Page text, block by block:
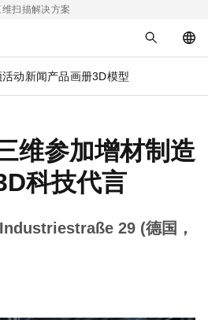
维扫描解决方案
活动新闻产品画册3D模型
维参加增材制造
科技代言
Industriestraße 29 (德国，